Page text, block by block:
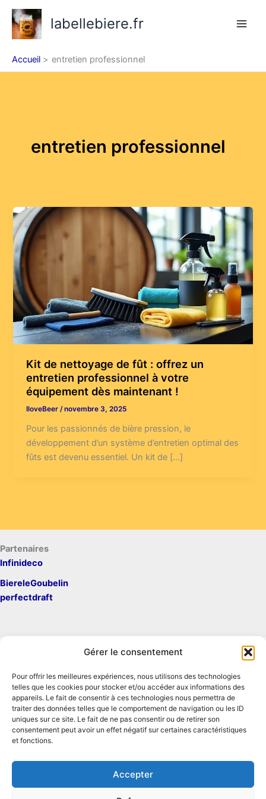
Gérer le consentement
Pour offrir les meilleures expériences, nous utilisons des technologies
telles que les cookies pour stocker et/ou accéder aux informations des
appareils. Le fait de consentir à ces technologies nous permettra de
traiter des données telles que le comportement de navigation ou les ID
uniques sur ce site. Le fait de ne pas consentir ou de retirer son
consentement peut avoir un effet négatif sur certaines caractéristiques
et fonctions.
Accepter
Aller
contenu
labellebiere.fr
Accueil entretien professionnel
entretien professionnel
Kit de nettoyage de fût : offrez un
entretien professionnel à votre
équipement dès maintenant !
IloveBeer/novembre 3, 2025
Pour les passionnés de bière pression, le
développement d’un système d’entretien optimal des
fûts est devenu essentiel. Un kit de […]
Partenaires
Infinideco
BiereleGoubelin
perfectdraft
Mentions légales
Contact
Conditions générales d'utilisation
Conditions générales de vente
Politique de cookies